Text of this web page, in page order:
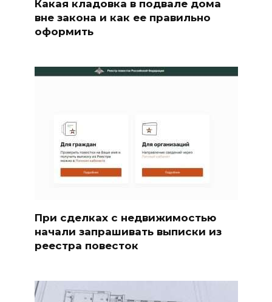
Какая кладовка в подвале дома
вне закона и как ее правильно
оформить
При сделках с недвижимостью
начали запрашивать выписки из
реестра повесток